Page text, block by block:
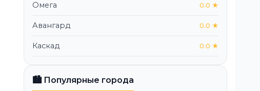
Омега 0.0 ★
Авангард 0.0 ★
Каскад 0.0 ★
🏙️ Популярные города